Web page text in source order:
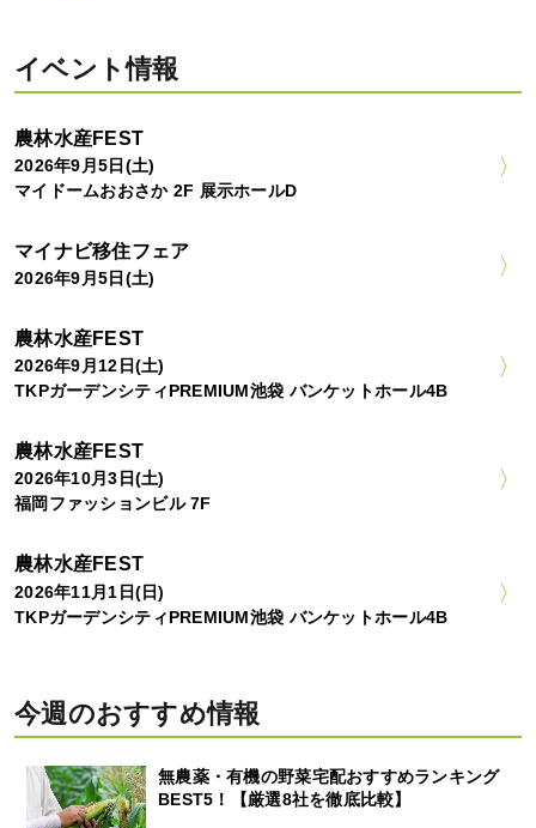
イベント情報
農林水産FEST
2026年9月5日(土)
マイドームおおさか 2F 展示ホールD
マイナビ移住フェア
2026年9月5日(土)
農林水産FEST
2026年9月12日(土)
TKPガーデンシティPREMIUM池袋 バンケットホール4B
農林水産FEST
2026年10月3日(土)
福岡ファッションビル 7F
農林水産FEST
2026年11月1日(日)
TKPガーデンシティPREMIUM池袋 バンケットホール4B
今週のおすすめ情報
無農薬・有機の野菜宅配おすすめランキング
BEST5！【厳選8社を徹底比較】